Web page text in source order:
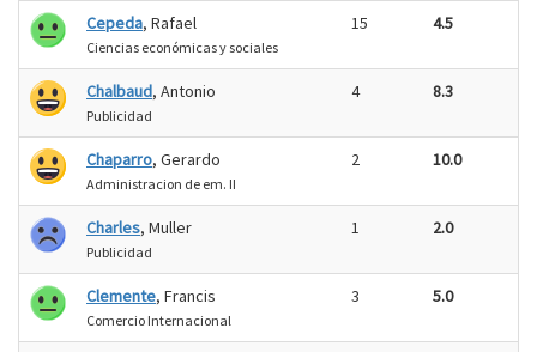
Cepeda, Rafael
Ciencias económicas y sociales
15 4.5
Chalbaud, Antonio
Publicidad
4 8.3
Chaparro, Gerardo
Administracion de em. II
2 10.0
Charles, Muller
Publicidad
1 2.0
Clemente, Francis
Comercio Internacional
3 5.0